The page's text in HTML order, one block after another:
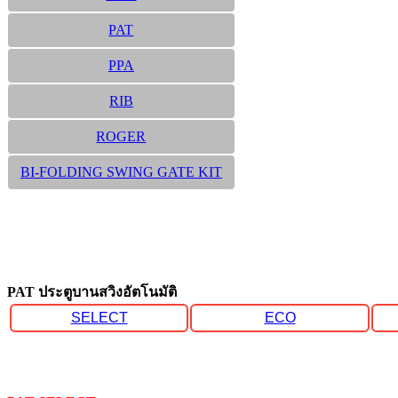
PAT
PPA
RIB
ROGER
BI-FOLDING SWING GATE KIT
PAT ประตูบานสวิงอัตโนมัติ
SELECT
ECO